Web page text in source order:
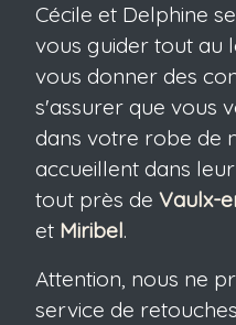
Cécile et Delphine
vous guider tout au
vous donner des
s'assurer que vous
dans votre robe de
accueillent dans
tout près de Vaulx-
et Miribel.
Attention, nous ne
service de